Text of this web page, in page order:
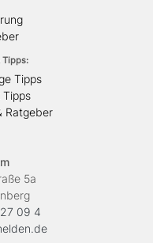
Tipps:
Tipps
Tipps
Ratgeber
5a
09 4